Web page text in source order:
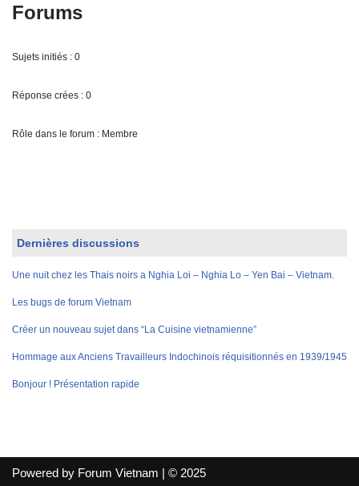
Forums
Sujets initiés : 0
Réponse crées : 0
Rôle dans le forum : Membre
Dernières discussions
Une nuit chez les Thais noirs a Nghia Loi – Nghia Lo – Yen Bai – Vietnam.
Les bugs de forum Vietnam
Créer un nouveau sujet dans “La Cuisine vietnamienne”
Hommage aux Anciens Travailleurs Indochinois réquisitionnés en 1939/1945
Bonjour ! Présentation rapide
Powered by Forum Vietnam | © 2025